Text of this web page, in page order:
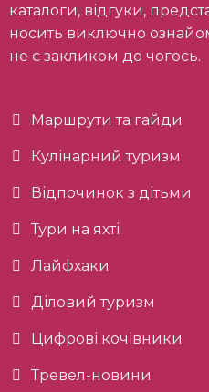
каталоги, відгуки,
носить виключно
не є закликом до чогось.
Маршрути та гайди
Кулінарний туризм
Відпочинок з дітьми
Тури на яхті
Лайфхаки
Діловий туризм
Цифрові кочівники
Тревел-новини